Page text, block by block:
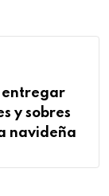
entregar
y sobres
navideña